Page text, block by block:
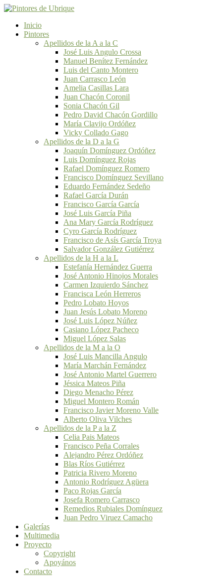
Inicio
Pintores
Apellidos de la A a la C
José Luis Angulo Crossa
Manuel Benítez Fernández
Luis del Canto Montero
Juan Carrasco León
Amelia Casillas Lara
Juan Chacón Coronil
Sonia Chacón Gil
Pedro David Chacón Gordillo
María Clavijo Ordóñez
Vicky Collado Gago
Apellidos de la D a la G
Joaquín Domínguez Ordóñez
Luis Domínguez Rojas
Rafael Domínguez Romero
Francisco Domínguez Sevillano
Eduardo Fernández Sedeño
Rafael García Durán
Francisco García García
José Luis García Piña
Ana Mary García Rodríguez
Cyro García Rodríguez
Francisco de Asís García Troya
Salvador González Gutiérrez
Apellidos de la H a la L
Estefanía Hernández Guerra
José Antonio Hinojos Morales
Carmen Izquierdo Sánchez
Francisca León Herreros
Pedro Lobato Hoyos
Juan Jesús Lobato Moreno
José Luis López Núñez
Casiano López Pacheco
Miguel López Salas
Apellidos de la M a la O
José Luis Mancilla Angulo
María Marchán Fernández
José Antonio Martel Guerrero
Jéssica Mateos Piña
Diego Menacho Pérez
Miguel Montero Román
Francisco Javier Moreno Valle
Alberto Oliva Vilches
Apellidos de la P a la Z
Celia Pais Mateos
Francisco Peña Corrales
Alejandro Pérez Ordóñez
Blas Ríos Gutiérrez
Patricia Rivero Moreno
Antonio Rodríguez Agüera
Paco Rojas García
Josefa Romero Carrasco
Remedios Rubiales Domínguez
Juan Pedro Viruez Camacho
Galerías
Multimedia
Proyecto
Copyright
Apoyános
Contacto